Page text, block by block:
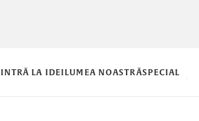
INTRĂ LA IDEILUMEA NOASTRĂSPECIAL